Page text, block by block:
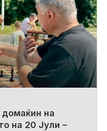
на
на 20 Јули –